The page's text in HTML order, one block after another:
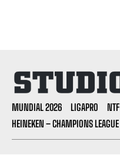
MUNDIAL 2026 LIGAPRO NTF
HEINEKEN – CHAMPIONS LEAGUE